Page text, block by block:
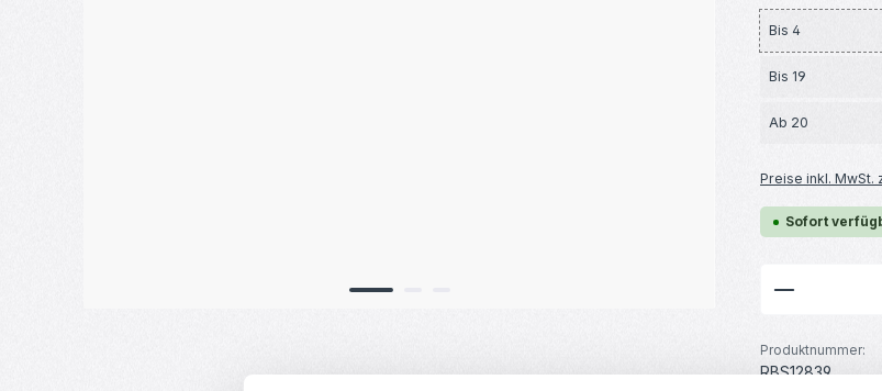
Bis 4
Bis 19
Ab 20
Preise inkl. MwSt.
Sofort
Produkt
Produktnummer:
RBS12839